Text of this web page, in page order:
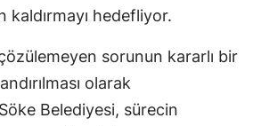
hedefliyor.
çözülemeyen sorunun kararlı bir
olarak
Belediyesi, sürecin